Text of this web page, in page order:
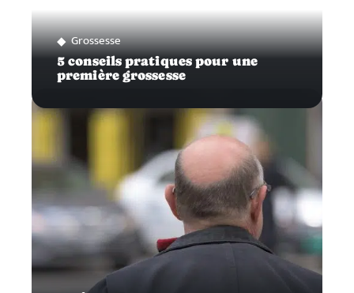
Grossesse
5 conseils pratiques pour une
première grossesse